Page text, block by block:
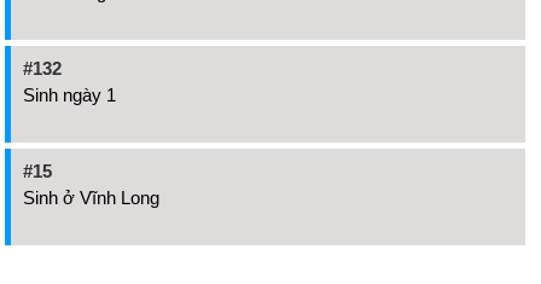
#132
Sinh ngày 1
#15
Sinh ở Vĩnh Long